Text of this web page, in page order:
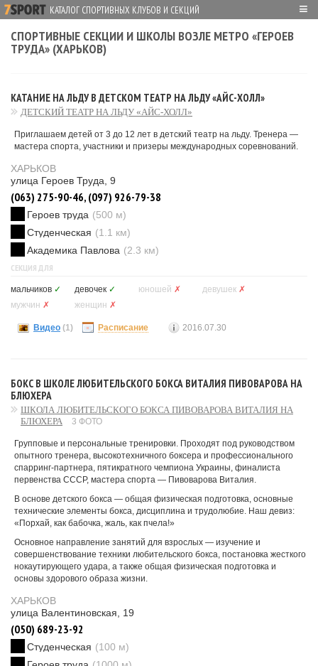
КАТАЛОГ СПОРТИВНЫХ КЛУБОВ И СЕКЦИЙ ≡
СПОРТИВНЫЕ СЕКЦИИ И ШКОЛЫ ВОЗЛЕ МЕТРО «ГЕРОЕВ
ТРУДА» (ХАРЬКОВ)
КАТАНИЕ НА ЛЬДУ В ДЕТСКОМ ТЕАТР НА ЛЬДУ «АЙС-ХОЛЛ»
ДЕТСКИЙ ТЕАТР НА ЛЬДУ «АЙС-ХОЛЛ»
Приглашаем детей от 3 до 12 лет в детский театр на льду. Тренера —
мастера спорта, участники и призеры международных соревнований.
ХАРЬКОВ
улица Героев Труда, 9
(063) 275-90-46, (097) 926-79-38
Героев труда (500 м)
Студенческая (1.1 км)
Академика Павлова (2.3 км)
СЕКЦИЯ ДЛЯ
мальчиков ✓ девочек ✓ юношей ✗ девушек ✗
мужчин ✗ женщин ✗
Видео (1) Расписание 2016.07.30
БОКС В ШКОЛЕ ЛЮБИТЕЛЬСКОГО БОКСА ВИТАЛИЯ ПИВОВАРОВА НА
БЛЮХЕРА
ШКОЛА ЛЮБИТЕЛЬСКОГО БОКСА ПИВОВАРОВА ВИТАЛИЯ НА
БЛЮХЕРА
3 ФОТО
Групповые и персональные тренировки. Проходят под руководством
опытного тренера, высокотехничного боксера и профессионального
спарринг-партнера, пятикратного чемпиона Украины, финалиста
первенства СССР, мастера спорта — Пивоварова Виталия.
В основе детского бокса — общая физическая подготовка, основные
технические элементы бокса, дисциплина и трудолюбие. Наш девиз:
«Порхай, как бабочка, жаль, как пчела!»
Основное направление занятий для взрослых — изучение и
совершенствование техники любительского бокса, постановка жесткого
нокаутирующего удара, а также общая физическая подготовка и
основы здорового образа жизни.
ХАРЬКОВ
улица Валентиновская, 19
(050) 689-23-92
Студенческая (100 м)